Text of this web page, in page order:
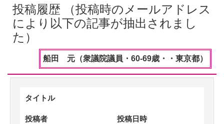
投稿履歴 （投稿時のメールアドレス
により以下の記事が抽出されまし
た）
船田 元（衆議院議員・60-69歳・・東京都）
タイトル
投稿者 投稿日時